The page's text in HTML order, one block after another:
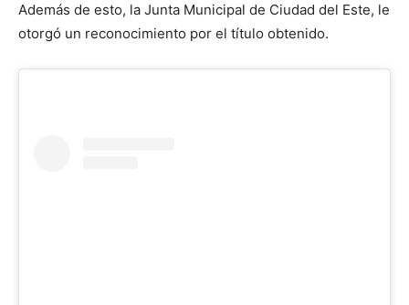
Además de esto, la Junta Municipal de Ciudad del Este, le
otorgó un reconocimiento por el título obtenido.